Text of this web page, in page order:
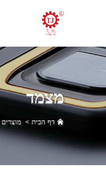
מצמד
דף הבית > מוצרים